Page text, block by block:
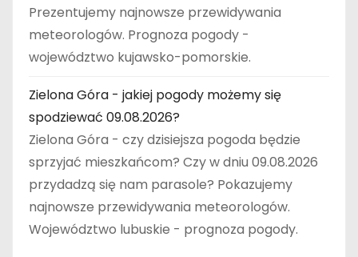
Prezentujemy najnowsze przewidywania
meteorologów. Prognoza pogody -
województwo kujawsko-pomorskie.
Zielona Góra - jakiej pogody możemy się
spodziewać 09.08.2026?
Zielona Góra - czy dzisiejsza pogoda będzie
sprzyjać mieszkańcom? Czy w dniu 09.08.2026
przydadzą się nam parasole? Pokazujemy
najnowsze przewidywania meteorologów.
Województwo lubuskie - prognoza pogody.